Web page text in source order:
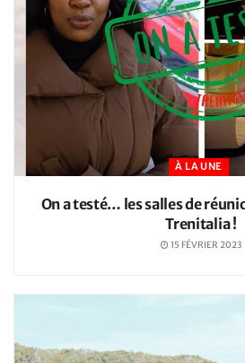
À LA UNE
On a testé… les salles de
Trenitalia !
15 FÉVRIER 2023